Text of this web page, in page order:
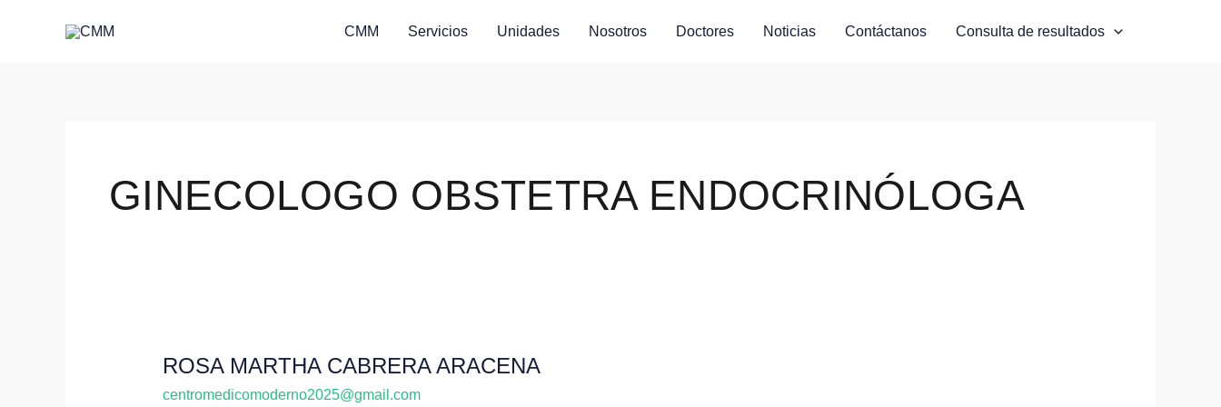
CMM Servicios Unidades Nosotros Doctores Noticias Contáctanos Consulta de resultados
GINECOLOGO OBSTETRA ENDOCRINÓLOGA
ROSA MARTHA CABRERA ARACENA
centromedicomoderno2025@gmail.com
ROSA
MARTHA